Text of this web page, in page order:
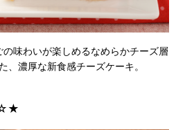
味わいが楽しめるなめらかチーズ層
、濃厚な新食感チーズケーキ。
☆★